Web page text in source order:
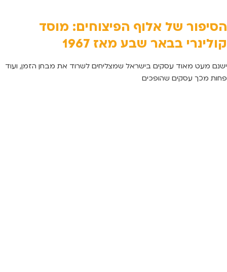
הסיפור של אלוף הפיצוחים: מוסד
קולינרי בבאר שבע מאז 1967
ישנם מעט מאוד עסקים בישראל שמצליחים לשרוד את מבחן הזמן, ועוד
פחות מכך עסקים שהופכים